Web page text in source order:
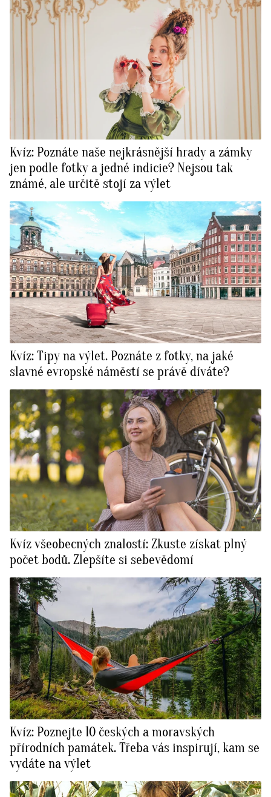
Kvíz: Poznáte naše nejkrásnější hrady a zámky
jen podle fotky a jedné indicie? Nejsou tak
známé, ale určitě stojí za výlet
Kvíz: Tipy na výlet. Poznáte z fotky, na jaké
slavné evropské náměstí se právě díváte?
Kvíz všeobecných znalostí: Zkuste získat plný
počet bodů. Zlepšíte si sebevědomí
Kvíz: Poznejte 10 českých a moravských
přírodních památek. Třeba vás inspirují, kam se
vydáte na výlet